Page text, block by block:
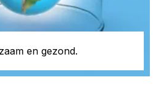
en gezond.